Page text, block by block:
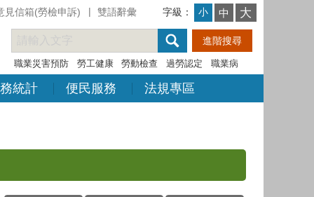
見信箱(勞檢申訴) 雙語辭彙 字級： 小 中 大
職業災害預防 勞工健康 勞動檢查 過勞認定 職業病
統計 便民服務 法規專區